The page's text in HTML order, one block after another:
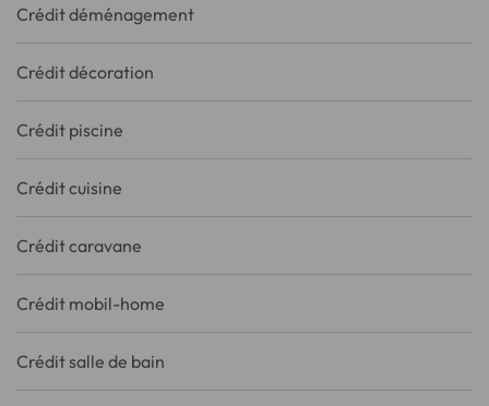
Crédit déménagement
Crédit décoration
Crédit piscine
Crédit cuisine
Crédit caravane
Crédit mobil-home
Crédit salle de bain